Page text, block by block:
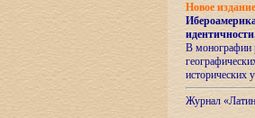
Новое
идентичности
В монографии
исторических
Журнал